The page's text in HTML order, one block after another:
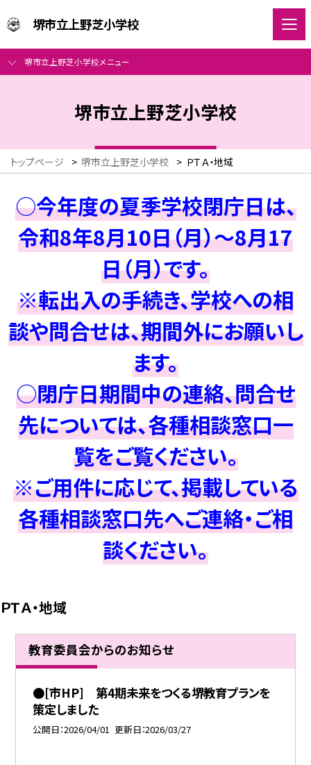
堺市立上野芝小学校
堺市立上野芝小学校メニュー
堺市立上野芝小学校
トップページ > 堺市立上野芝小学校 > ＰＴＡ・地域
○今年度の夏季学校閉庁日は、
令和8年8月10日（月）～8月17
日（月）です。
※転出入の手続き、学校への相
談や問合せは、期間外にお願いし
ます。
○閉庁日期間中の連絡、問合せ
先については、各種相談窓口一
覧をご覧ください。
※ご用件に応じて、掲載している
各種相談窓口先へご連絡・ご相
談ください。
ＰＴＡ・地域
教育委員会からのお知らせ
●[市HP] 第4期未来をつくる堺教育プランを
策定しました
公開日 2026/04/01 更新日 2026/03/27